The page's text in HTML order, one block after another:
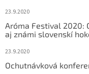
23.9.2020
Aróma Festival 2020:
aj známi slovenskí
23.9.2020
Ochutnávková